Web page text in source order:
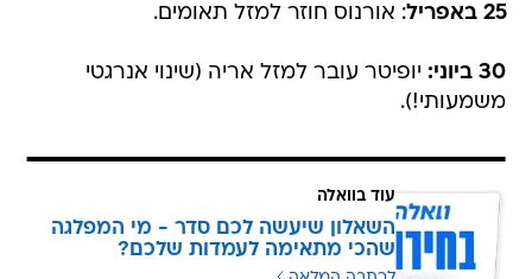
25 באפריל : אורנוס חוזר למזל תאומים.
30 ביוני:
יופיטר עובר למזל אריה (שינוי אנרגטי
משמעותי!).
עוד בוואלה
השאלון שיעשה לכם סדר - מי המפלגה
שהכי מתאימה לעמדות שלכם?